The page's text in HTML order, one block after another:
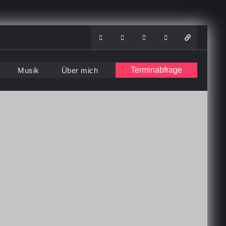
InstagramFacebookYoutubeSoundcloud
Musik Über mich Terminabfrage